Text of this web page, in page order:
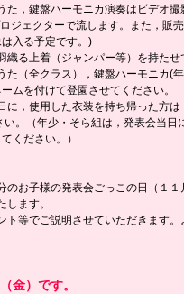
た，鍵盤ハーモニカ演奏はビデオ
ェクターで流します。また，販
は入る予定です。)
織る上着（ジャンパー等）を持た
た（全クラス），鍵盤ハーモニカ(
ームを付けて登園させてください。
に，使用した衣装を持ち帰った方
い。（年少・そら組は，発表会当
てください。）
お子様の発表会ごっこの日（１
ます。
等でご説明させていただきます。
金）です。